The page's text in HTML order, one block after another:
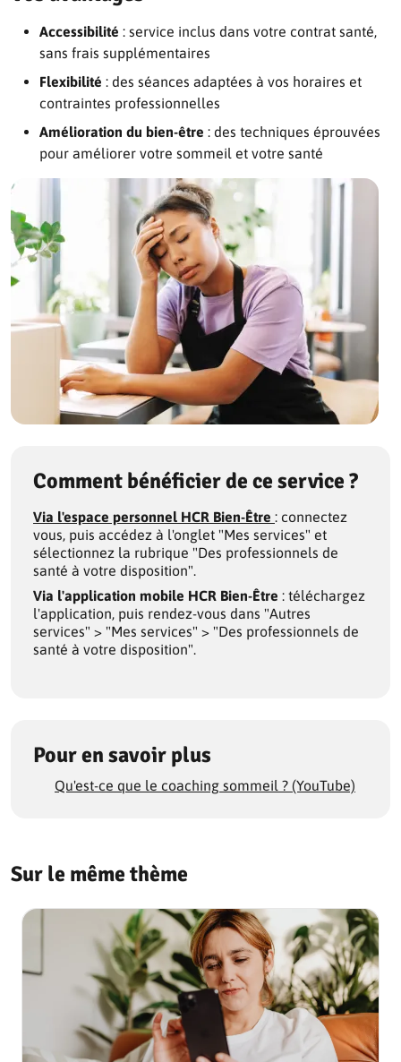
Accessibilité : service inclus dans votre contrat santé,
sans frais supplémentaires
Flexibilité : des séances adaptées à vos horaires et
contraintes professionnelles
Amélioration du bien-être : des techniques éprouvées
pour améliorer votre sommeil et votre santé
Comment bénéficier de ce service ?
Via l'espace personnel HCR Bien-Être : connectez
vous, puis accédez à l'onglet "Mes services" et
sélectionnez la rubrique "Des professionnels de
santé à votre disposition".
Via l'application mobile HCR Bien-Être : téléchargez
l'application, puis rendez-vous dans "Autres
services" > "Mes services" > "Des professionnels de
santé à votre disposition".
Pour en savoir plus
Qu'est-ce que le coaching sommeil ? (YouTube)
Sur le même thème